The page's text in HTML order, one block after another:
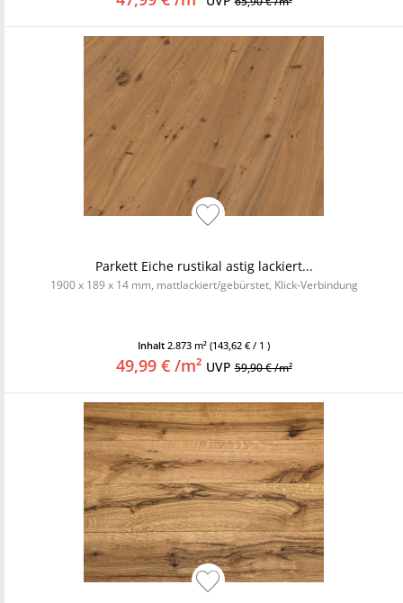
Parkett Eiche rustikal astig lackiert...
1900 x 189 x 14 mm, mattlackiert/gebürstet, Klick-Verbindung
Inhalt 2.873 m² (143,62 € / 1 )
49,99 € /m² UVP59,90 € /m²